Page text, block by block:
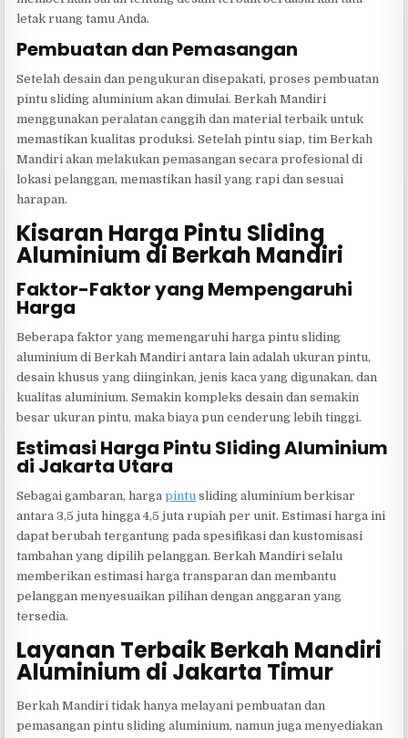
letak ruang tamu Anda.
Pembuatan dan Pemasangan
Setelah desain dan pengukuran disepakati, proses pembuatan
pintu sliding aluminium akan dimulai. Berkah Mandiri
menggunakan peralatan canggih dan material terbaik untuk
memastikan kualitas produksi. Setelah pintu siap, tim Berkah
Mandiri akan melakukan pemasangan secara profesional di
lokasi pelanggan, memastikan hasil yang rapi dan sesuai
harapan.
Kisaran Harga Pintu Sliding
Aluminium di Berkah Mandiri
Faktor-Faktor yang Mempengaruhi
Harga
Beberapa faktor yang memengaruhi harga pintu sliding
aluminium di Berkah Mandiri antara lain adalah ukuran pintu,
desain khusus yang diinginkan, jenis kaca yang digunakan, dan
kualitas aluminium. Semakin kompleks desain dan semakin
besar ukuran pintu, maka biaya pun cenderung lebih tinggi.
Estimasi Harga Pintu Sliding Aluminium
di Jakarta Utara
Sebagai gambaran, hargapintu sliding aluminium berkisar
antara 3,5 juta hingga 4,5 juta rupiah per unit. Estimasi harga ini
dapat berubah tergantung pada spesifikasi dan kustomisasi
tambahan yang dipilih pelanggan. Berkah Mandiri selalu
memberikan estimasi harga transparan dan membantu
pelanggan menyesuaikan pilihan dengan anggaran yang
tersedia.
Layanan Terbaik Berkah Mandiri
Aluminium di Jakarta Timur
Berkah Mandiri tidak hanya melayani pembuatan dan
pemasangan pintu sliding aluminium, namun juga menyediakan